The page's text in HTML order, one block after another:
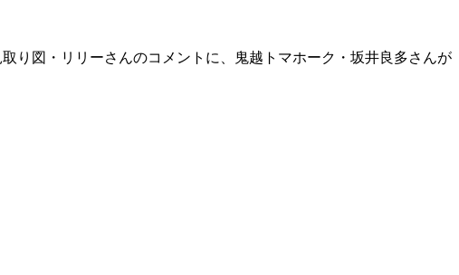
り図・リリーさんのコメントに、鬼越トマホーク・坂井良多さんが